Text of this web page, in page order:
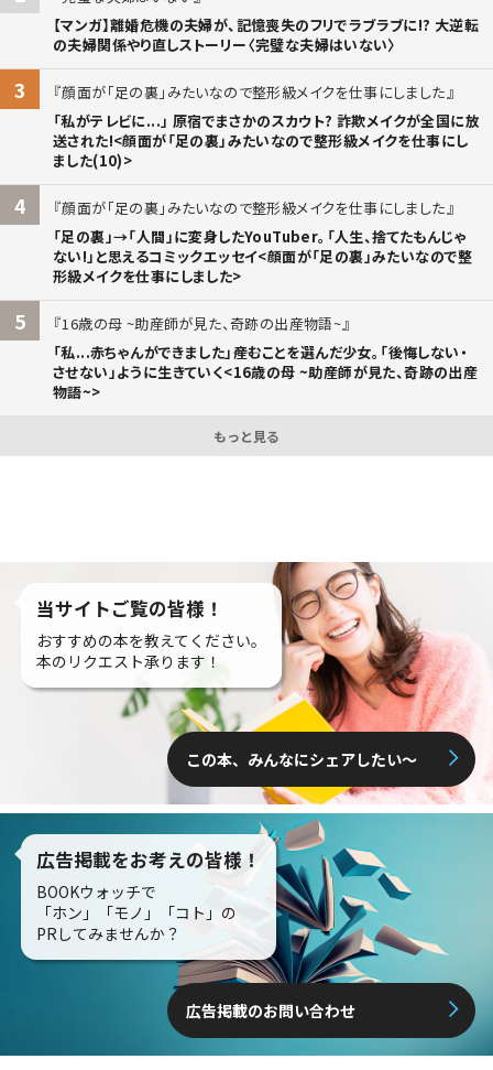
【マンガ】離婚危機の夫婦が、記憶喪失のフリでラブラブに!? 大逆転
の夫婦関係やり直しストーリー〈完璧な夫婦はいない〉
3
顔面が「足の裏」みたいなので整形級メイクを仕事にしました
「私がテレビに...」 原宿でまさかのスカウト? 詐欺メイクが全国に放
送された!<顔面が「足の裏」みたいなので整形級メイクを仕事にし
ました(10)>
4
顔面が「足の裏」みたいなので整形級メイクを仕事にしました
「足の裏」→「人間」に変身したYouTuber。「人生、捨てたもんじゃ
ない!」と思えるコミックエッセイ<顔面が「足の裏」みたいなので整
形級メイクを仕事にしました>
5
16歳の母 ~助産師が見た、奇跡の出産物語~
「私...赤ちゃんができました」――産むことを選んだ少女。「後悔しない・
させない」ように生きていく<16歳の母 ~助産師が見た、奇跡の出産
物語~>
もっと見る
当サイトご覧の皆様！
おすすめの本を教えてください。
本のリクエスト承ります！
この本、みんなにシェアしたい〜
広告掲載をお考えの皆様！
BOOKウォッチで
「ホン」「モノ」「コト」の
PRしてみませんか？
広告掲載のお問い合わせ